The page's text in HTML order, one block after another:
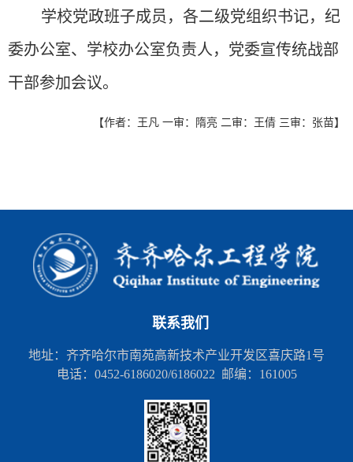
学校党政班子成员，各二级党组织书记，纪
委办公室、学校办公室负责人，党委宣传统战部
干部参加会议。
【作者：王凡 一审：隋亮 二审：王倩 三审：张苗】
联系我们
地址：齐齐哈尔市南苑高新技术产业开发区喜庆路1号
电话：0452-6186020/6186022 邮编：161005